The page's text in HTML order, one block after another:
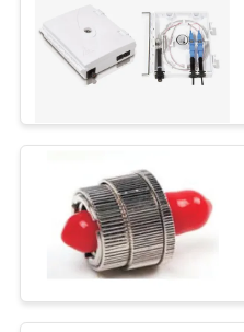
MIT
VERBINDUNG
NACHRICHTEN
FÄLLE
Faser-
GPON